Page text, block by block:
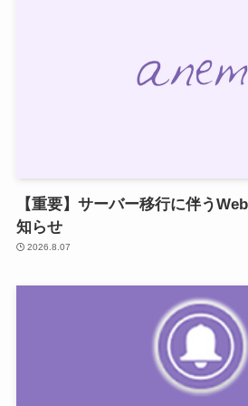
【重要】サーバー移行に伴う
知らせ
2026.8.07